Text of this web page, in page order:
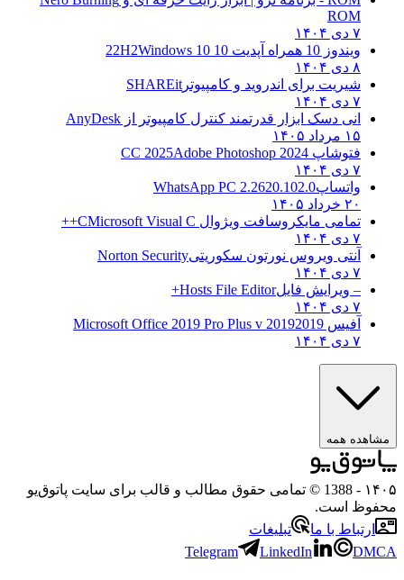
ROM
۷ دی ۱۴۰۴
ویندوز 10 همراه آپدیت 10 22H2
Windows 10
۸ دی ۱۴۰۴
شیریت برای اندروید و کامپیوتر SHAREit
۷ دی ۱۴۰۴
انی دسک ابزار قدرتمند کنترل کامپیوتر از AnyDesk
۱۵ مرداد ۱۴۰۵
فتوشاپ CC 2025 Adobe Photoshop 2024
۷ دی ۱۴۰۴
واتساپWhatsApp PC 2.2620.102.0
۲۰ خرداد ۱۴۰۵
تمامی مایکروسافت ویژوال C Microsoft Visual C++
۷ دی ۱۴۰۴
آنتی ویروس نورتون سکوریتیNorton Security
۷ دی ۱۴۰۴
– ویرایش فایلHosts File Editor+
۷ دی ۱۴۰۴
آفیس 2019 2019 Microsoft Office 2019 Pro Plus v
۷ دی ۱۴۰۴
مشاهده همه
۱۴۰۵
- 1388 © تمامی حقوق مطالب و قالب برای سایت پاتوق‌یو
محفوظ است.
ارتباط با ما
تبلیغات
Telegram
LinkedIn DMCA